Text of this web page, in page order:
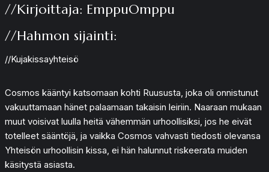
//Kirjoittaja: EmppuOmppu
//Hahmon sijainti:
//Kujakissayhteisö
Cosmos kääntyi katsomaan kohti Ruususta, joka oli onnistunut
vakuuttamaan hänet palaamaan takaisin leiriin. Naaraan mukaan
muut voisivat luulla heitä vähemmän urhoollisiksi, jos he eivät
totelleet sääntöjä, ja vaikka Cosmos vahvasti tiedosti olevansa
Yhteisön urhoollisin kissa, ei hän halunnut riskeerata muiden
käsitystä asiasta.